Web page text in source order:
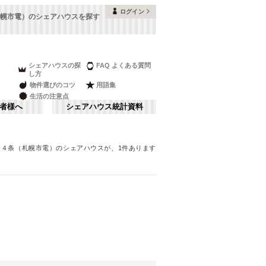
市電）のシェアハウスを探す
ログイン
シェアハウスの探
し方
FAQ よくある質問
物件選びのコツ
用語集
生活の注意点
様へ シェアハウス統計資料
条（札幌市電）のシェアハウスが、 1件あります